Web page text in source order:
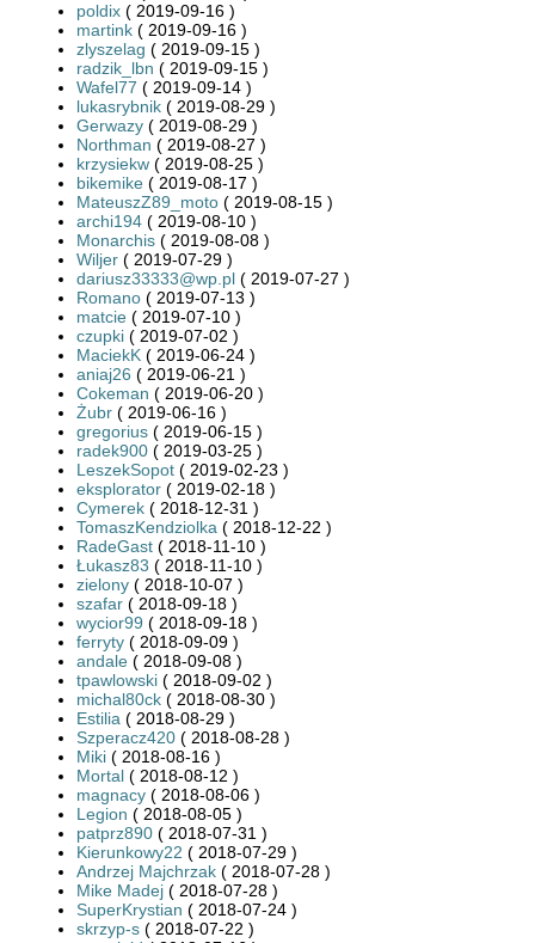
poldix ( 2019-09-16 )
martink ( 2019-09-16 )
zlyszelag ( 2019-09-15 )
radzik_lbn ( 2019-09-15 )
Wafel77 ( 2019-09-14 )
lukasrybnik ( 2019-08-29 )
Gerwazy ( 2019-08-29 )
Northman ( 2019-08-27 )
krzysiekw ( 2019-08-25 )
bikemike ( 2019-08-17 )
MateuszZ89_moto ( 2019-08-15 )
archi194 ( 2019-08-10 )
Monarchis ( 2019-08-08 )
Wiljer ( 2019-07-29 )
dariusz33333@wp.pl ( 2019-07-27 )
Romano ( 2019-07-13 )
matcie ( 2019-07-10 )
czupki ( 2019-07-02 )
MaciekK ( 2019-06-24 )
aniaj26 ( 2019-06-21 )
Cokeman ( 2019-06-20 )
Żubr ( 2019-06-16 )
gregorius ( 2019-06-15 )
radek900 ( 2019-03-25 )
LeszekSopot ( 2019-02-23 )
eksplorator ( 2019-02-18 )
Cymerek ( 2018-12-31 )
TomaszKendziolka ( 2018-12-22 )
RadeGast ( 2018-11-10 )
Łukasz83 ( 2018-11-10 )
zielony ( 2018-10-07 )
szafar ( 2018-09-18 )
wycior99 ( 2018-09-18 )
ferryty ( 2018-09-09 )
andale ( 2018-09-08 )
tpawlowski ( 2018-09-02 )
michal80ck ( 2018-08-30 )
Estilia ( 2018-08-29 )
Szperacz420 ( 2018-08-28 )
Miki ( 2018-08-16 )
Mortal ( 2018-08-12 )
magnacy ( 2018-08-06 )
Legion ( 2018-08-05 )
patprz890 ( 2018-07-31 )
Kierunkowy22 ( 2018-07-29 )
Andrzej Majchrzak ( 2018-07-28 )
Mike Madej ( 2018-07-28 )
SuperKrystian ( 2018-07-24 )
skrzyp-s ( 2018-07-22 )